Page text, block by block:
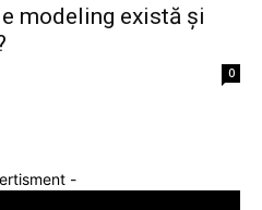
modeling există și
0
-